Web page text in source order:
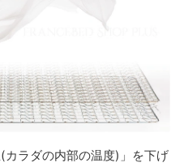
カラダの内部の温度)」を下げ